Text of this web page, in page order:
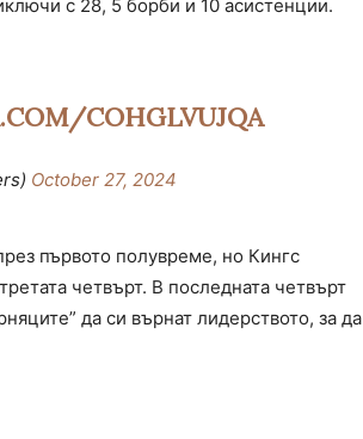
с 28, 5 борби и 10 асистенции.
COHGLVUJQA
October 27, 2024
първото полувреме, но Кингс
четвърт. В последната четвърт
да си върнат лидерството, за да